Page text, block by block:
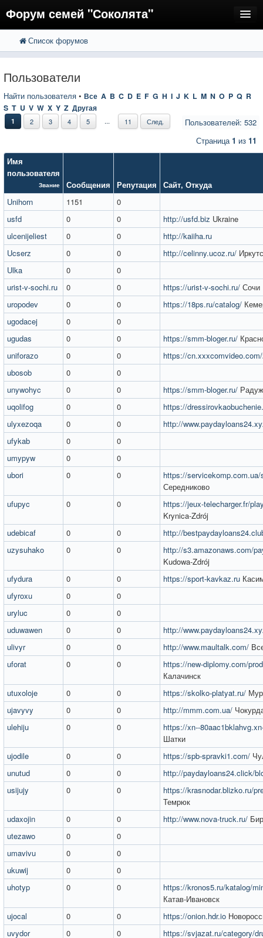
Форум семей "Соколята"
FAQ
Вход
Список форумов
Пользователи
Найти пользователя • Все A B C D E F G H I J K L M N O P Q R
S T U V W X Y Z Другая
Пользователей: 532
1 2 3 4 5 ... 11 След.
Страница1 из 11
Имя
пользователя
Звание Сообщения Репутация Сайт, Откуда
Unihorn
1151
0
usfd
0 0 http://usfd.biz Ukraine
ulcenijeliest
0 0
http://kaiiha.ru
Ucserz
0 0 http://celinny.ucoz.ru/
Ulka
0
0
urist-v-sochi.ru
0 0 https://urist-v-sochi.ru/ Сочи
uropodev
0 0 https://18ps.ru/catalog/
ugodacej
0
0
ugudas
0 0 https://smm-bloger.ru/
uniforazo
0 0
https://
ubosob
0
0
unywohyc
0 0 https://smm-bloger.ru/
uqolifog
0 0
https://
ulyxezoqa
0 0
http://
ufykab
0
0
umypyw
0
0
ubori
0 0
https://
Середниково
ufupyc
0 0
https://jeux-telecharger.fr/
Krynica-Zdrój
udebicaf
0 0
http://
uzysuhako
0 0
http://s3.amazonaws.com/
Kudowa-Zdrój
ufydura
0 0 https://sport-kavkaz.ru
ufyroxu
0
0
uryluc
0
0
uduwawen
0 0
http://
ulivyr
0 0 http://www.maultalk.com/
uforat
0 0
https://new-diplomy.com/
Калачинск
utuxoloje
0 0 https://skolko-platyat.ru/
ujavyvy
0 0 http://mmm.com.ua/
ulehiju
0 0
https://xn--
Шатки
ujodile
0 0 https://spb-spravki1.com/
unutud
0 0
http://paydayloans24.click/
usijujy
0 0
https://krasnodar.blizko.ru/
Темрюк
udaxojin
0 0 http://www.nova-truck.ru/
utezawo
0
0
umavivu
0
0
ukuwij
0
0
uhotyp
0 0
https://kronos5.ru/katalog/
Катав-Ивановск
ujocal
0 0 https://onion.hdr.io
uvydor
0 0
https://svjazat.ru/category/